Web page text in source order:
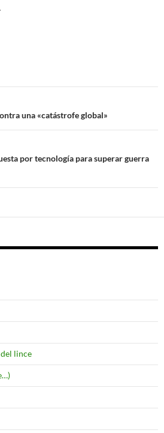
una «catástrofe global»
por tecnología para superar guerra
lince